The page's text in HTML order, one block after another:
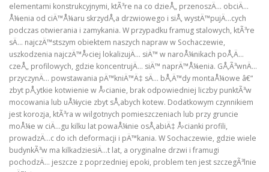
elementami konstrukcyjnymi, ktÃ³re na co dzieÅ„ przenoszÄ… obciÄ…
Å¼enia od ciÄ™Å¼aru skrzydÅ‚a drzwiowego i siÅ‚ wystÄ™pujÄ…cych
podczas otwierania i zamykania. W przypadku framug stalowych, ktÃ³re
sÄ… najczÄ™stszym obiektem naszych napraw w Sochaczewie,
uszkodzenia najczÄ™Å›ciej lokalizujÄ… siÄ™ w naroÅ¼nikach poÅ‚Ä…
czeÅ„ profilowych, gdzie koncentrujÄ… siÄ™ naprÄ™Å¼enia. GÅ‚Ã³wnÄ…
przyczynÄ… powstawania pÄ™kniÄ™Ä‡ sÄ… bÅ‚Ä™dy montaÅ¼owe â€“
zbyt pÅ‚ytkie kotwienie w Å›cianie, brak odpowiedniej liczby punktÃ³w
mocowania lub uÅ¼ycie zbyt sÅ‚abych kotew. Dodatkowym czynnikiem
jest korozja, ktÃ³ra w wilgotnych pomieszczeniach lub przy gruncie
moÅ¼e w ciÄ…gu kilku lat powaÅ¼nie osÅ‚abiÄ‡ Å›cianki profili,
prowadzÄ…c do ich deformacji i pÄ™kania. W Sochaczewie, gdzie wiele
budynkÃ³w ma kilkadziesiÄ…t lat, a oryginalne drzwi i framugi
pochodzÄ… jeszcze z poprzedniej epoki, problem ten jest szczegÃ³lnie